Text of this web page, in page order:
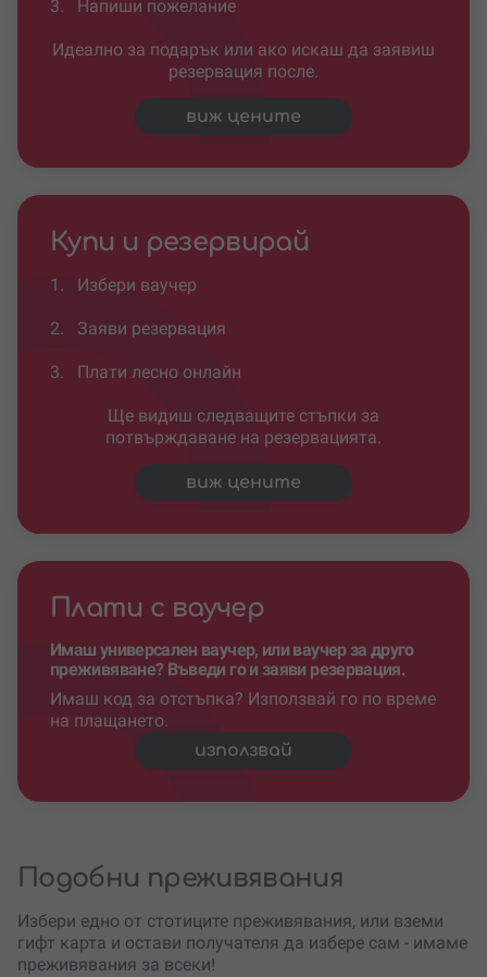
3. Напиши пожелание
Идеално за подарък или ако искаш да заявиш
резервация после.
виж цените
Купи и резервирай
1. Избери ваучер
2. Заяви резервация
3. Плати лесно онлайн
Ще видиш следващите стъпки за
потвърждаване на резервацията.
виж цените
Плати с ваучер
Имаш универсален ваучер, или ваучер за друго
преживяване? Въведи го и заяви резервация.
Имаш код за отстъпка? Използвай го по време
на плащането.
използвай
Подобни преживявания
Избери едно от стотиците преживявания, или вземи
гифт карта и остави получателя да избере сам - имаме
преживявания за всеки!